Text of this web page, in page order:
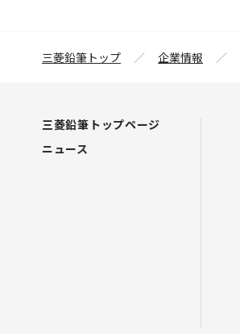
三菱鉛筆トップ 企業情報
三菱鉛筆トップページ
ニュース